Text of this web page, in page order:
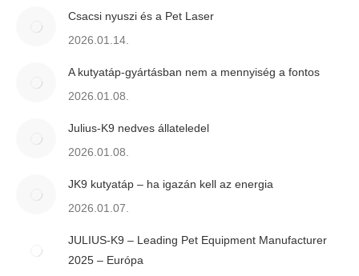
Csacsi nyuszi és a Pet Laser
2026.01.14.
A kutyatáp-gyártásban nem a mennyiség a fontos
2026.01.08.
Julius-K9 nedves állateledel
2026.01.08.
JK9 kutyatáp – ha igazán kell az energia
2026.01.07.
JULIUS-K9 – Leading Pet Equipment Manufacturer
2025 – Európa